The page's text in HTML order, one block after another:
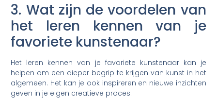
3. Wat zijn de voordelen van
het leren kennen van je
favoriete kunstenaar?
Het leren kennen van je favoriete kunstenaar kan je
helpen om een dieper begrip te krijgen van kunst in het
algemeen. Het kan je ook inspireren en nieuwe inzichten
geven in je eigen creatieve proces.